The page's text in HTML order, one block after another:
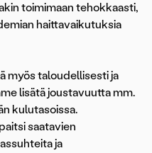
toimimaan tehokkaasti,
haittavaikutuksia
myös taloudellisesti ja
lisätä joustavuutta mm.
kulutasoissa.
saatavien
ja